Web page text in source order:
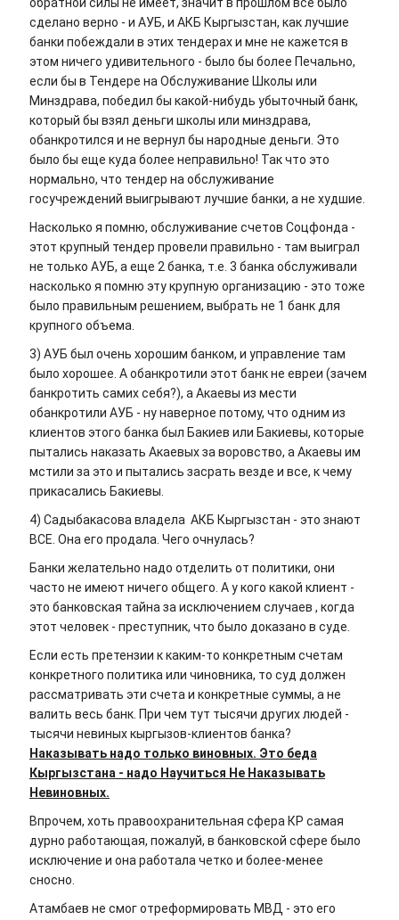
обратной силы не имеет, значит в прошлом все было
сделано верно - и АУБ, и АКБ Кыргызстан, как лучшие
банки побеждали в этих тендерах и мне не кажется в
этом ничего удивительного - было бы более Печально,
если бы в Тендере на Обслуживание Школы или
Минздрава, победил бы какой-нибудь убыточный банк,
который бы взял деньги школы или минздрава,
обанкротился и не вернул бы народные деньги. Это
было бы еще куда более неправильно! Так что это
нормально, что тендер на обслуживание
госучреждений выигрывают лучшие банки, а не худшие.
Насколько я помню, обслуживание счетов Соцфонда -
этот крупный тендер провели правильно - там выиграл
не только АУБ, а еще 2 банка, т.е. 3 банка обслуживали
насколько я помню эту крупную организацию - это тоже
было правильным решением, выбрать не 1 банк для
крупного объема.
3) АУБ был очень хорошим банком, и управление там
было хорошее. А обанкротили этот банк не евреи (зачем
банкротить самих себя?), а Акаевы из мести
обанкротили АУБ - ну наверное потому, что одним из
клиентов этого банка был Бакиев или Бакиевы, которые
пытались наказать Акаевых за воровство, а Акаевы им
мстили за это и пытались засрать везде и все, к чему
прикасались Бакиевы.
4) Садыбакасова владела АКБ Кыргызстан - это знают
ВСЕ. Она его продала. Чего очнулась?
Банки желательно надо отделить от политики, они
часто не имеют ничего общего. А у кого какой клиент -
это банковская тайна за исключением случаев , когда
этот человек - преступник, что было доказано в суде.
Если есть претензии к каким-то конкретным счетам
конкретного политика или чиновника, то суд должен
рассматривать эти счета и конкретные суммы, а не
валить весь банк. При чем тут тысячи других людей -
тысячи невиных кыргызов-клиентов банка?
Наказывать надо только виновных. Это беда
Кыргызстана - надо Научиться Не Наказывать
Невиновных.
Впрочем, хоть правоохранительная сфера КР самая
дурно работающая, пожалуй, в банковской сфере было
исключение и она работала четко и более-менее
сносно.
Атамбаев не смог отреформировать МВД - это его